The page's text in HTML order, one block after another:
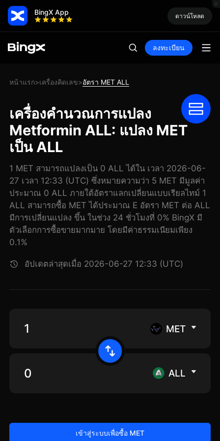
BingX App ดาวน์โหลด
ลงทะเบียน
หน้าแรก>เครื่องคิดเลข>อัตรา MET ALL
เครื่องคำนวณการแปลง
Metformin ALL: แปลง MET
เป็น ALL
1 MET สามารถแปลงเป็น 0 ALL ได้ใน เวลา 2026-06-
27 เวลา 12:33 (UTC) ซึ่งหมายความว่า 5 MET มีมูลค่า
ประมาณ 0 ALL ภายใต้อัตราแลกเปลี่ยนแบบเรียลไทม์ 1
ALL สามารถซื้อ MET ได้ประมาณ E อัตรา MET ต่อ ALL
มีการเปลี่ยนแปลง ขึ้น ในช่วง 24 ชั่วโมงที่ 0% BingX มี
ตัวเลือกการซื้อขายมากมาย โดยมีค่าธรรมเนียมเพียง
0.1%
อัปเดตล่าสุดเมื่อ 2026-06-27 12:33 (UTC)
MET
ALL
เข้าสู่ระบบเพื่อซื้อ MET